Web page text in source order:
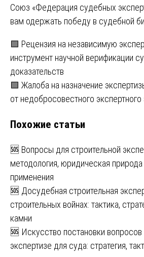
Союз «Федерация судебных
вам одержать победу в судебной
Навигация
по
записям
🟩 Рецензия на независимую
инструмент научной верификации
доказательств
🟩 Жалоба на назначение
от недобросовестного
Похожие статьи
🆘 Вопросы для строительной
методология, юридическая природа
применения
🆘 Досудебная строительная
строительных войнах: тактика,
камни
🆘 Искусство постановки вопросов
экспертизе для суда: стратегия,